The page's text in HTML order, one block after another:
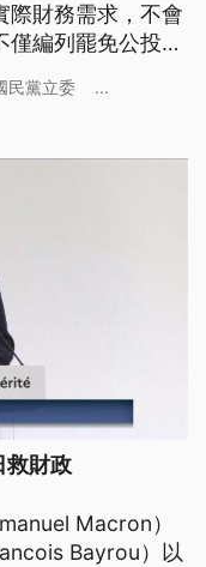
際財務需求，不會
編列罷免公投案
民黨立委 ...
救財政
Macron）
Bayrou）以